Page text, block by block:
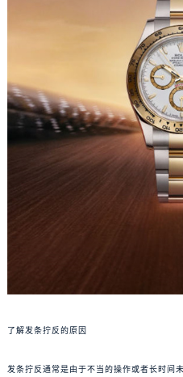
了解发条拧反的原因
发条拧反通常是由于不当的操作或者长时间